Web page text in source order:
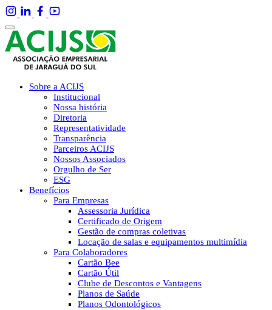
Sobre a ACIJS
Institucional
Nossa história
Diretoria
Representatividade
Transparência
Parceiros ACIJS
Nossos Associados
Orgulho de Ser
ESG
Benefícios
Para Empresas
Assessoria Jurídica
Certificado de Origem
Gestão de compras coletivas
Locação de salas e equipamentos multimídia
Para Colaboradores
Cartão Bee
Cartão Útil
Clube de Descontos e Vantagens
Planos de Saúde
Planos Odontológicos